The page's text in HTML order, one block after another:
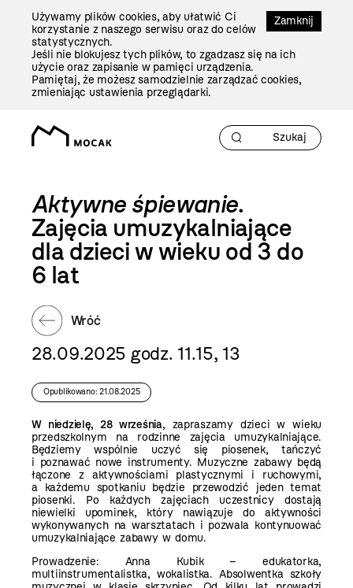
Zamknij
Używamy plików cookies, aby ułatwić Ci
korzystanie z naszego serwisu oraz do celów
statystycznych.
Jeśli nie blokujesz tych plików, to zgadzasz się na ich
użycie oraz zapisanie w pamięci urządzenia.
Pamiętaj, że możesz samodzielnie zarządzać cookies,
zmieniając ustawienia przeglądarki.
Aktywne śpiewanie.
Zajęcia umuzykalniające
dla dzieci w wieku od 3 do
6 lat
Wróć
28.09.2025 godz. 11.15, 13
Opublikowano: 21.08.2025
W niedzielę, 28 września, zapraszamy dzieci w wieku
przedszkolnym na rodzinne zajęcia umuzykalniające.
Będziemy wspólnie uczyć się piosenek, tańczyć
i poznawać nowe instrumenty. Muzyczne zabawy będą
łączone z aktywnościami plastycznymi i ruchowymi,
a każdemu spotkaniu będzie przewodzić jeden temat
piosenki. Po każdych zajęciach uczestnicy dostają
niewielki upominek, który nawiązuje do aktywności
wykonywanych na warsztatach i pozwala kontynuować
umuzykalniające zabawy w domu.
Prowadzenie: Anna Kubik – edukatorka,
multiinstrumentalistka, wokalistka. Absolwentka szkoły